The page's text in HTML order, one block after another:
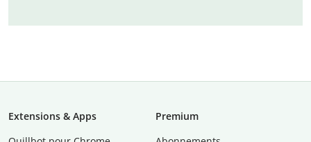
Extensions & Apps
Premium